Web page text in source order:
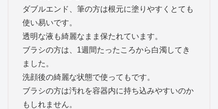
ダブルエンド、筆の方は根元に塗りやすくとても
使い易いです。
透明な液も綺麗なまま保たれています。
ブラシの方は、1週間たったころから白濁してき
ました。
洗顔後の綺麗な状態で使ってもです。
ブラシの方は汚れを容器内に持ち込みやすいのか
もしれません。